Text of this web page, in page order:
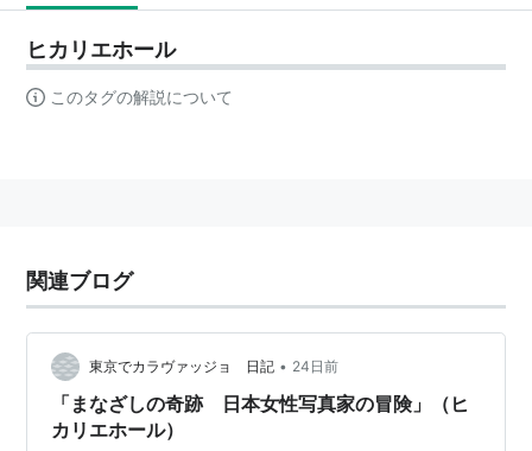
ヒカリエホール
このタグの解説について
関連ブログ
東京でカラヴァッジョ 日記 • 24日前
「まなざしの奇跡 日本女性写真家の冒険」（ヒ
カリエホール）